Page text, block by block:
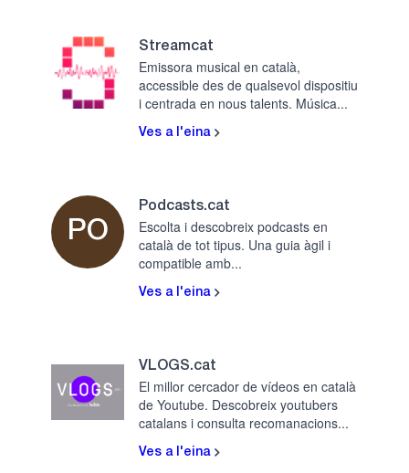
Streamcat
Emissora musical en català,
accessible des de qualsevol dispositiu
i centrada en nous talents. Música...
Ves a l'eina
PO
Podcasts.cat
Escolta i descobreix podcasts en
català de tot tipus. Una guia àgil i
compatible amb...
Ves a l'eina
VLOGS.cat
El millor cercador de vídeos en català
de Youtube. Descobreix youtubers
catalans i consulta recomanacions...
Ves a l'eina